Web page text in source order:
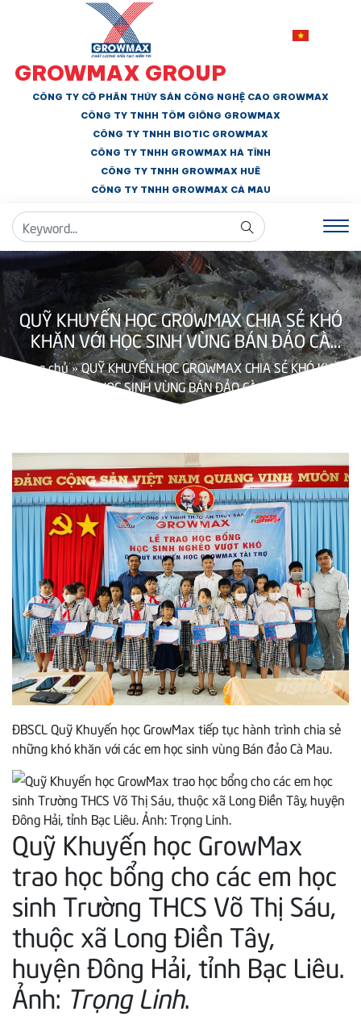
GROWMAX GROUP
CÔNG TY CỔ PHẦN THỦY SẢN CÔNG NGHỆ CAO GROWMAX
CÔNG TY TNHH TÔM GIỐNG GROWMAX
CÔNG TY TNHH BIOTIC GROWMAX
CÔNG TY TNHH GROWMAX HÀ TĨNH
CÔNG TY TNHH GROWMAX HUẾ
CÔNG TY TNHH GROWMAX CÀ MAU
QUỸ KHUYẾN HỌC GROWMAX CHIA SẺ KHÓ
KHĂN VỚI HỌC SINH VÙNG BÁN ĐẢO CÀ
MAU
Trang chủ»QUỸ KHUYẾN HỌC GROWMAX CHIA SẺ KHÓ KHĂN
VỚI HỌC SINH VÙNG BÁN ĐẢO CÀ MAU
ĐBSCLQuỹ Khuyến học GrowMax tiếp tục hành trình chia sẻ
những khó khăn với các em học sinh vùng Bán đảo Cà Mau.
Quỹ Khuyến học GrowMax
trao học bổng cho các em học
sinh Trường THCS Võ Thị Sáu,
thuộc xã Long Điền Tây,
huyện Đông Hải, tỉnh Bạc Liêu.
Ảnh: Trọng Linh.